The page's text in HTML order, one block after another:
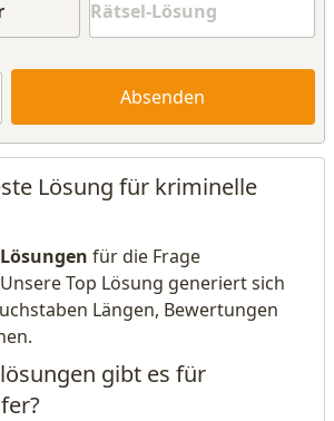
Absenden
Lösung für kriminelle
für die Frage
Top Lösung generiert sich
Längen, Bewertungen
gibt es für